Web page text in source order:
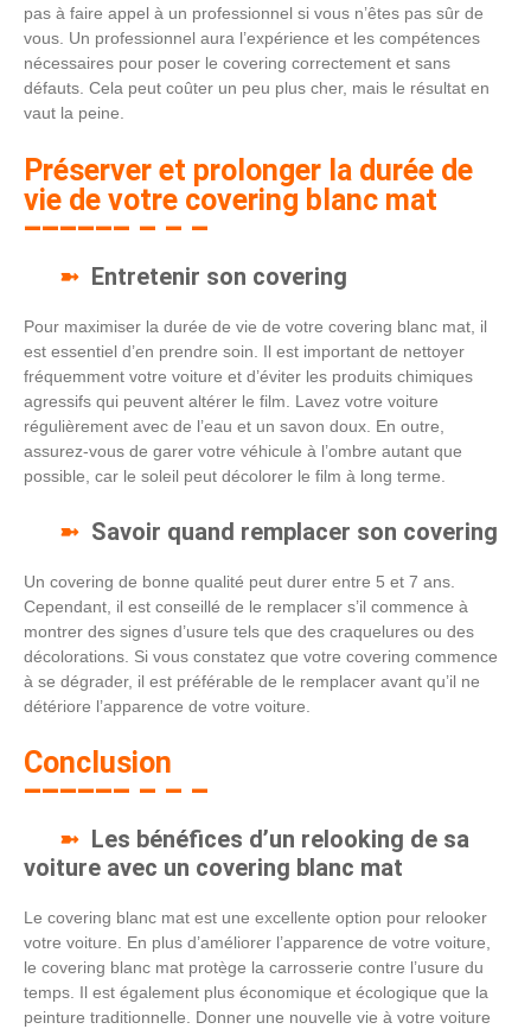
pas à faire appel à un professionnel si vous n’êtes pas sûr de
vous. Un professionnel aura l’expérience et les compétences
nécessaires pour poser le covering correctement et sans
défauts. Cela peut coûter un peu plus cher, mais le résultat en
vaut la peine.
Préserver et prolonger la durée de
vie de votre covering blanc mat
Entretenir son covering
Pour maximiser la durée de vie de votre covering blanc mat, il
est essentiel d’en prendre soin. Il est important de nettoyer
fréquemment votre voiture et d’éviter les produits chimiques
agressifs qui peuvent altérer le film. Lavez votre voiture
régulièrement avec de l’eau et un savon doux. En outre,
assurez-vous de garer votre véhicule à l’ombre autant que
possible, car le soleil peut décolorer le film à long terme.
Savoir quand remplacer son covering
Un covering de bonne qualité peut durer entre 5 et 7 ans.
Cependant, il est conseillé de le remplacer s’il commence à
montrer des signes d’usure tels que des craquelures ou des
décolorations. Si vous constatez que votre covering commence
à se dégrader, il est préférable de le remplacer avant qu’il ne
détériore l’apparence de votre voiture.
Conclusion
Les bénéfices d’un relooking de sa
voiture avec un covering blanc mat
Le covering blanc mat est une excellente option pour relooker
votre voiture. En plus d’améliorer l’apparence de votre voiture,
le covering blanc mat protège la carrosserie contre l’usure du
temps. Il est également plus économique et écologique que la
peinture traditionnelle. Donner une nouvelle vie à votre voiture